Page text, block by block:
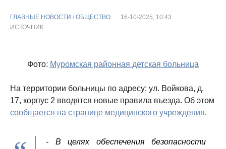
ГЛАВНЫЕ НОВОСТИ / ОБЩЕСТВО
16-10-2025, 10:43
ИСТОЧНИК:
Фото: Муромская районная детская больница
На территории больницы по адресу: ул. Войкова, д.
17, корпус 2 вводятся новые правила въезда. Об этом
сообщается на странице медицинского учреждения.
- В целях обеспечения безопасности